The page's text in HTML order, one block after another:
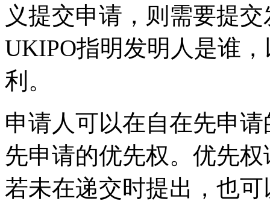
义提交申请，则需要提
UKIPO指明发明人是谁
利。
申请人可以在自在先申
先申请的优先权。优先
若未在递交时提出，也